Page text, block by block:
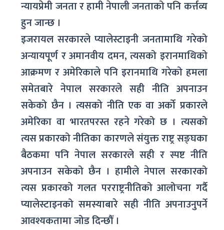
न्यायप्रेमी जनता र हामी नेपाली जनताको पनि कर्त्तव्य
हुन जान्छ ।
इजरायल सरकारले प्यालेस्टाइनी जनतामाथि गरेको
अन्यायपूर्ण र अमानवीय दमन, त्यसको इरानमाथिको
आक्रमण र अमेरिकाले पनि इरानमाथि गरेको हमला
समेतबारे नेपाल सरकारले सही नीति अपनाउन
सकेको छैन । त्यसको नीति एक वा अर्को प्रकारले
अमेरिका वा भारतपरस्त रहने गरेको छ । त्यसको
त्यस प्रकारको नीतिका कारणले संयुक्त राष्ट्र सङ्घका
बैठकमा पनि नेपाल सरकारले सही र स्पष्ट नीति
अपनाउन सकेको छैन । हामीले नेपाल सरकारको
त्यस प्रकारको गलत परराष्ट्रनीतिको आलोचना गर्दै
प्यालेस्टाइनको समस्याबारे सही नीति अपनाउनुपर्ने
आवश्यकतामा जोड दिन्छौँ ।